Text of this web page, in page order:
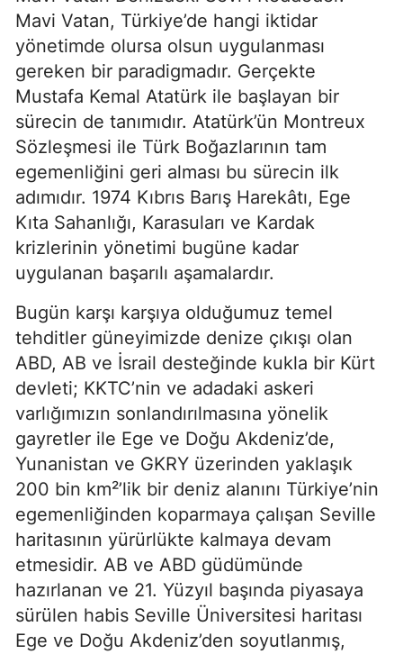
Mavi Vatan, Türkiye’de hangi iktidar
yönetimde olursa olsun uygulanması
gereken bir paradigmadır. Gerçekte
Mustafa Kemal Atatürk ile başlayan bir
sürecin de tanımıdır. Atatürk’ün Montreux
Sözleşmesi ile Türk Boğazlarının tam
egemenliğini geri alması bu sürecin ilk
adımıdır. 1974 Kıbrıs Barış Harekâtı, Ege
Kıta Sahanlığı, Karasuları ve Kardak
krizlerinin yönetimi bugüne kadar
uygulanan başarılı aşamalardır.
Bugün karşı karşıya olduğumuz temel
tehditler güneyimizde denize çıkışı olan
ABD, AB ve İsrail desteğinde kukla bir Kürt
devleti; KKTC’nin ve adadaki askeri
varlığımızın sonlandırılmasına yönelik
gayretler ile Ege ve Doğu Akdeniz’de,
Yunanistan ve GKRY üzerinden yaklaşık
200 bin km²’lik bir deniz alanını Türkiye’nin
egemenliğinden koparmaya çalışan Seville
haritasının yürürlükte kalmaya devam
etmesidir. AB ve ABD güdümünde
hazırlanan ve 21. Yüzyıl başında piyasaya
sürülen habis Seville Üniversitesi haritası
Ege ve Doğu Akdeniz’den soyutlanmış,